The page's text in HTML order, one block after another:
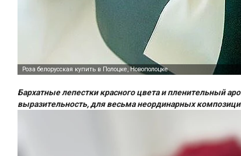
Бархатные лепестки красного цвета и пленительный
выразительность, для весьма неординарных